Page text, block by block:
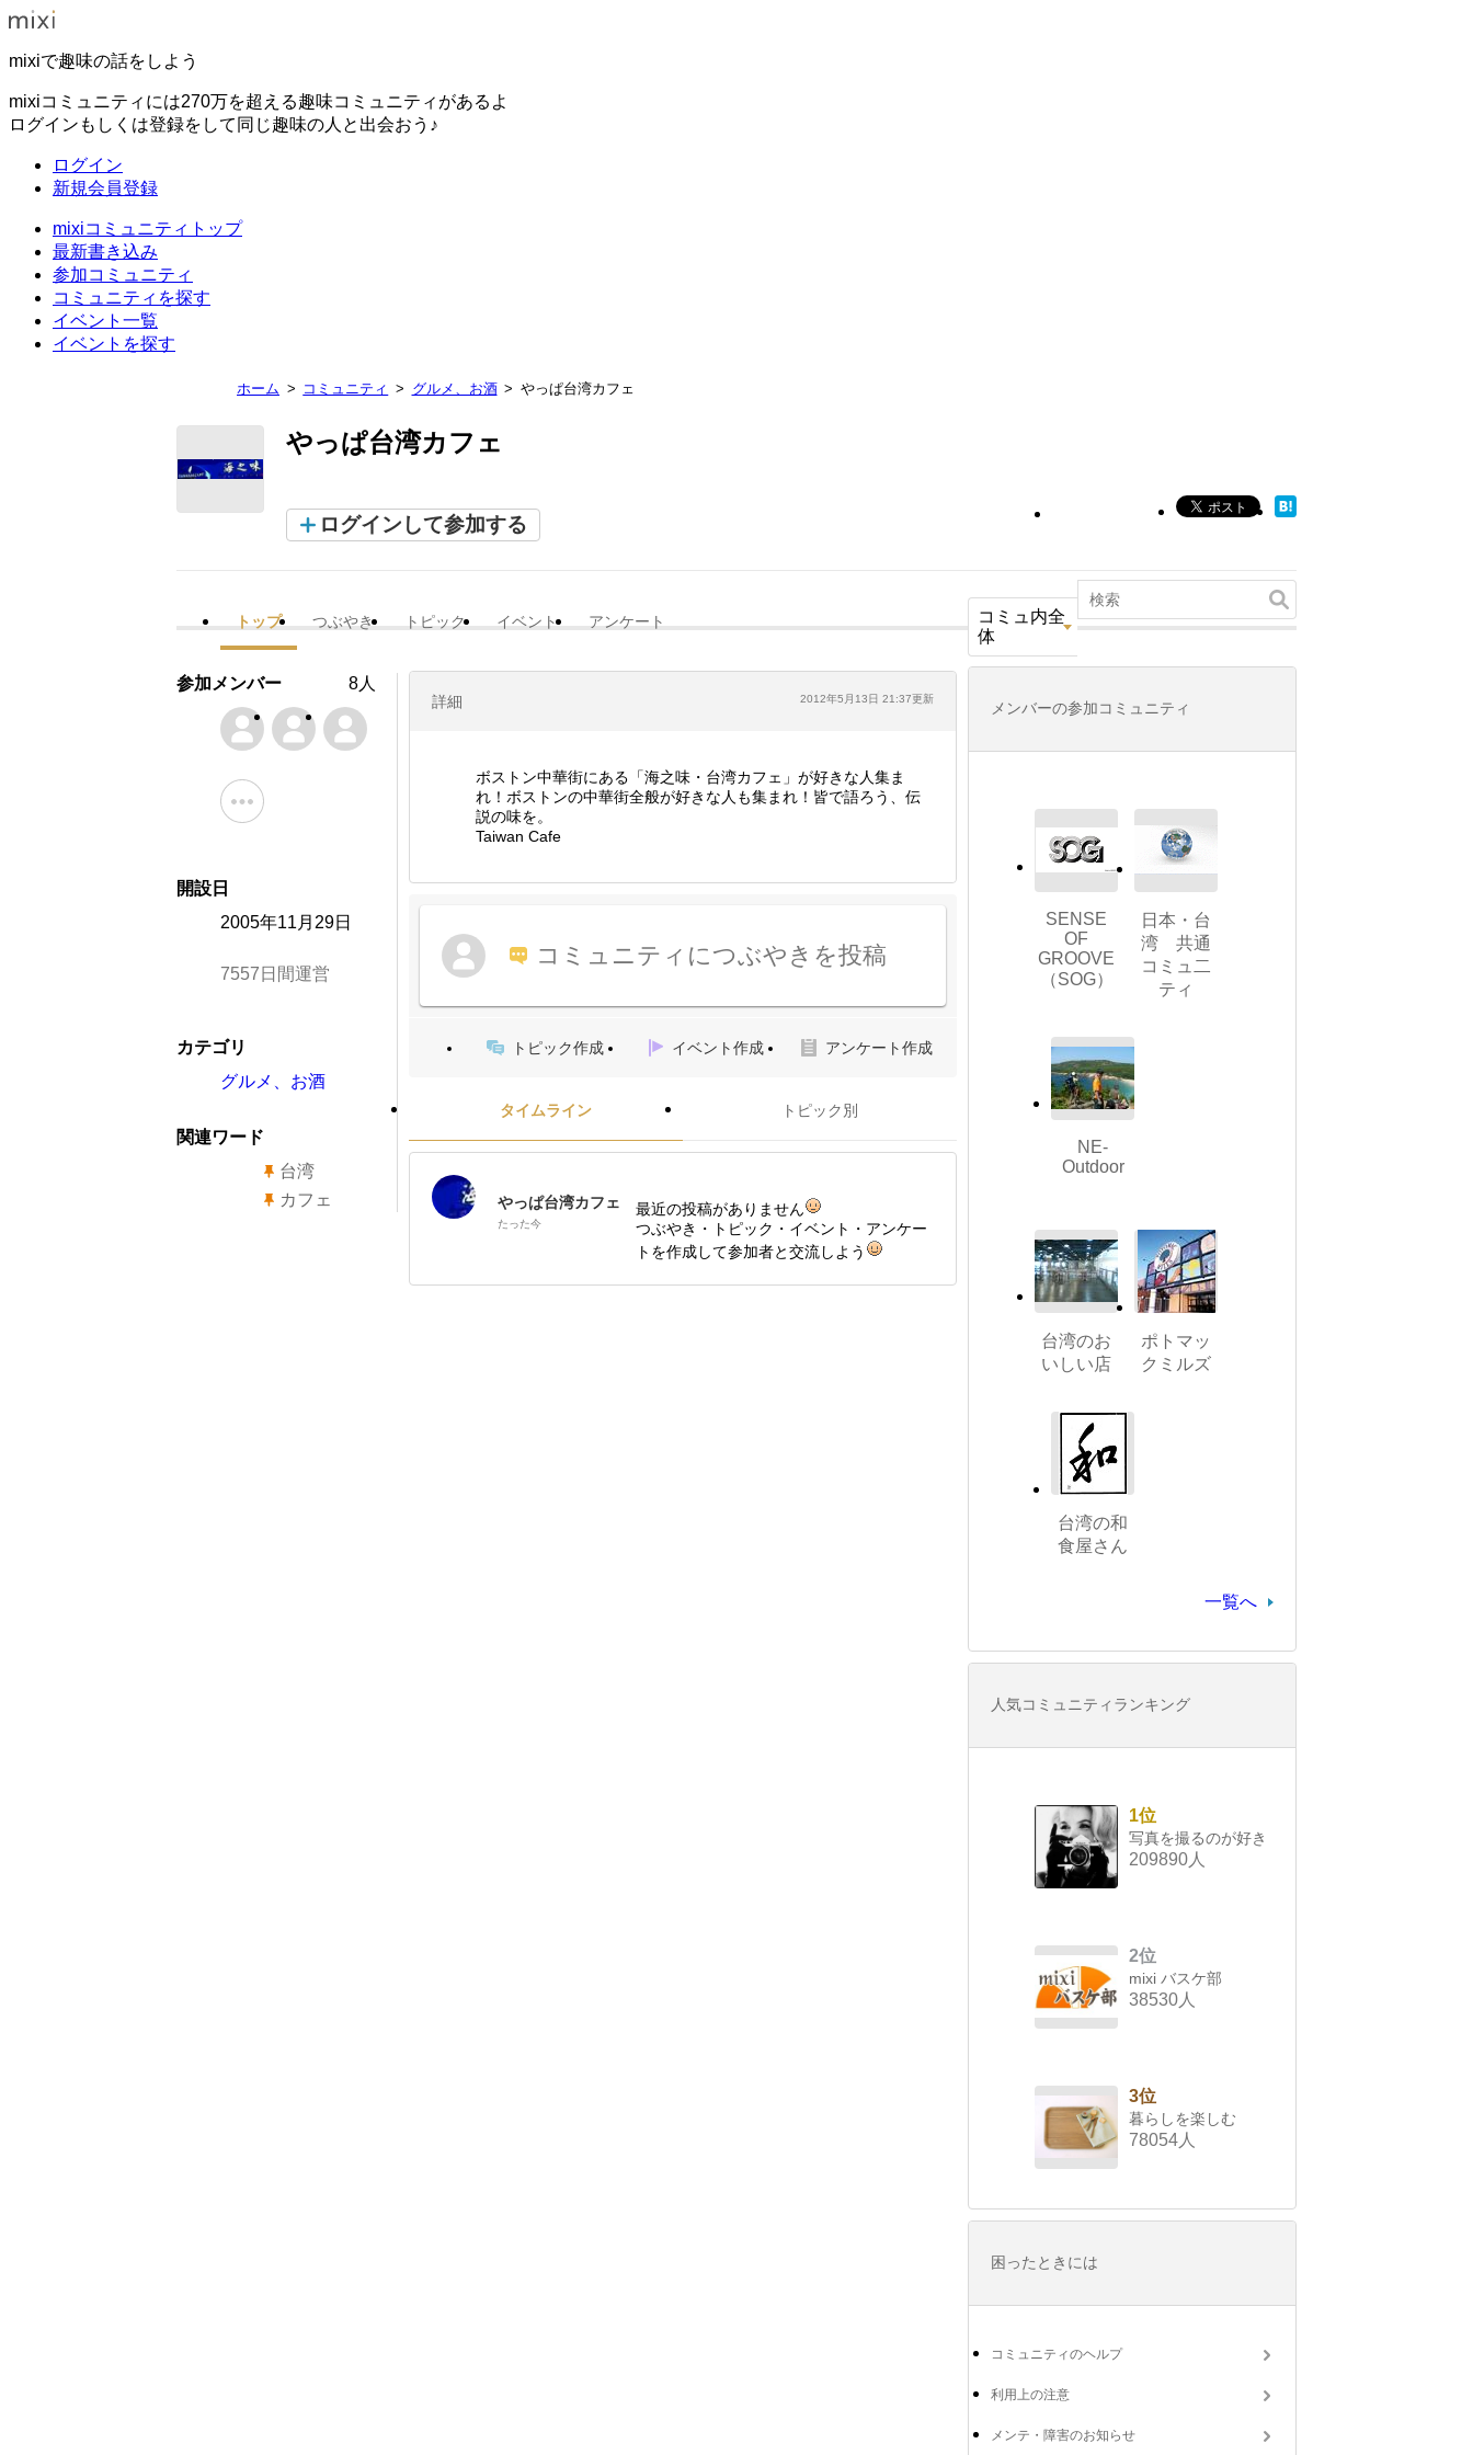
mixiで趣味の話をしよう
mixiコミュニティには270万を超える趣味コミュニティがあるよ
ログインもしくは登録をして同じ趣味の人と出会おう♪
ログイン
新規会員登録
mixiコミュニティトップ
最新書き込み
参加コミュニティ
コミュニティを探す
イベント一覧
イベントを探す
ホーム コミュニティ グルメ、お酒 やっぱ台湾カフェ
やっぱ台湾カフェ
ログインして参加する
トップ つぶやき トピック イベント アンケート
コミュ内全
体
詳細 2012年5月13日 21:37更新
ボストン中華街にある「海之味・台湾カフェ」が好きな人集ま
れ！ボストンの中華街全般が好きな人も集まれ！皆で語ろう、伝
説の味を。
Taiwan Cafe
コミュニティにつぶやきを投稿
トピック作成 イベント作成 アンケート作成
タイムライン トピック別
やっぱ台湾カフェ
たった今
最近の投稿がありません
つぶやき・トピック・イベント・アンケー
トを作成して参加者と交流しよう
参加メンバー 8人
開設日
2005年11月29日
7557日間運営
カテゴリ
グルメ、お酒
関連ワード
台湾
カフェ
メンバーの参加コミュニティ
SENSE
OF
GROOVE
（SOG）
日本・台
湾 共通
コミュ二
ティ
NE-
Outdoor
台湾のお
いしい店
ポトマッ
クミルズ
台湾の和
食屋さん
一覧へ
人気コミュニティランキング
1位
写真を撮るのが好き
209890人
2位
mixi バスケ部
38530人
3位
暮らしを楽しむ
78054人
困ったときには
コミュニティのヘルプ
利用上の注意
メンテ・障害のお知らせ